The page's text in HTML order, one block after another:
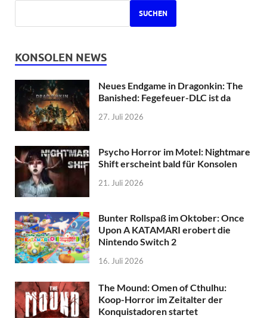
SUCHEN
KONSOLEN NEWS
Neues Endgame in Dragonkin: The
Banished: Fegefeuer-DLC ist da
27. Juli 2026
Psycho Horror im Motel: Nightmare
Shift erscheint bald für Konsolen
21. Juli 2026
Bunter Rollspaß im Oktober: Once
Upon A KATAMARI erobert die
Nintendo Switch 2
16. Juli 2026
The Mound: Omen of Cthulhu:
Koop-Horror im Zeitalter der
Konquistadoren startet